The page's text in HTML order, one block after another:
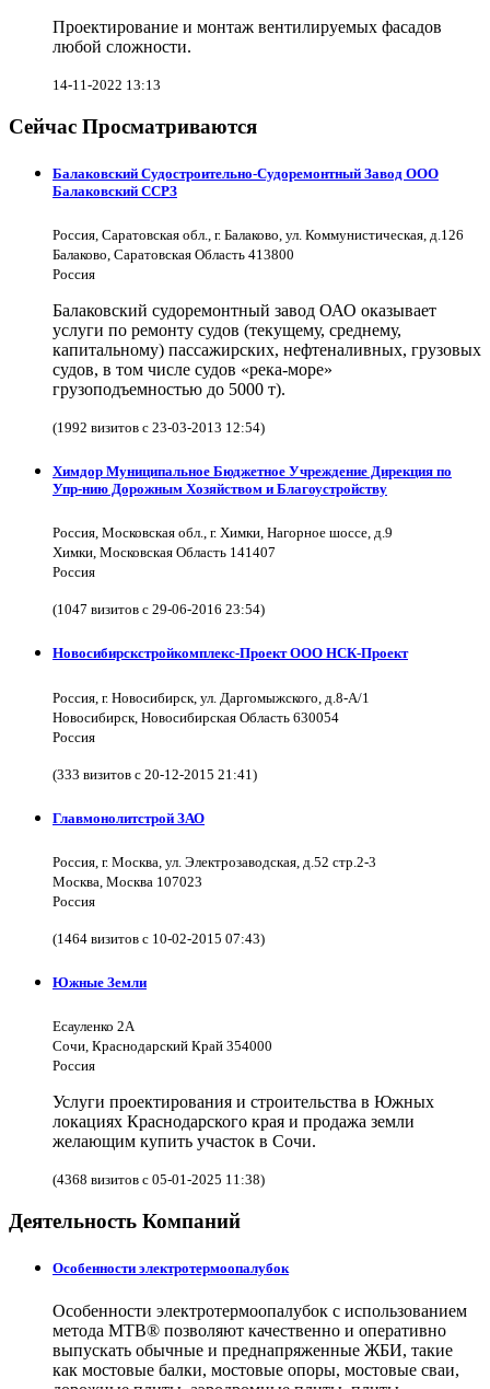
Проектирование и монтаж вентилируемых фасадов
любой сложности.
14-11-2022 13:13
Сейчас Просматриваются
Балаковский Судостроительно-Судоремонтный Завод ООО
Балаковский ССРЗ
Россия, Саратовская обл., г. Балаково, ул. Коммунистическая, д.126
Балаково, Саратовская Область 413800
Россия
Балаковский судоремонтный завод ОАО оказывает
услуги по ремонту судов (текущему, среднему,
капитальному) пассажирских, нефтеналивных, грузовых
судов, в том числе судов «река-море»
грузоподъемностью до 5000 т).
(1992 визитов с 23-03-2013 12:54)
Химдор Муниципальное Бюджетное Учреждение Дирекция по
Упр-нию Дорожным Хозяйством и Благоустройству
Россия, Московская обл., г. Химки, Нагорное шоссе, д.9
Химки, Московская Область 141407
Россия
(1047 визитов с 29-06-2016 23:54)
Новосибирскстройкомплекс-Проект ООО НСК-Проект
Россия, г. Новосибирск, ул. Даргомыжского, д.8-А/1
Новосибирск, Новосибирская Область 630054
Россия
(333 визитов с 20-12-2015 21:41)
Главмонолитстрой ЗАО
Россия, г. Москва, ул. Электрозаводская, д.52 стр.2-3
Москва, Москва 107023
Россия
(1464 визитов с 10-02-2015 07:43)
Южные Земли
Есауленко 2А
Сочи, Краснодарский Край 354000
Россия
Услуги проектирования и строительства в Южных
локациях Краснодарского края и продажа земли
желающим купить участок в Сочи.
(4368 визитов с 05-01-2025 11:38)
Деятельность Компаний
Особенности электротермоопалубок
Особенности электротермоопалубок с использованием
метода МТВ® позволяют качественно и оперативно
выпускать обычные и преднапряженные ЖБИ, такие
как мостовые балки, мостовые опоры, мостовые сваи,